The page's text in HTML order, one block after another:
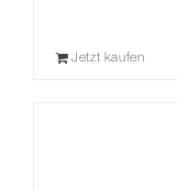
Jetzt kaufen